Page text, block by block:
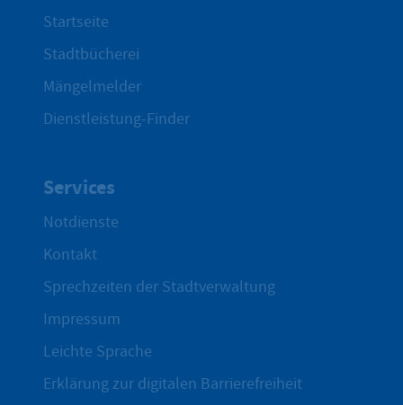
Startseite
Stadtbücherei
Mängelmelder
Dienstleistung-Finder
Services
Notdienste
Kontakt
Sprechzeiten der Stadtverwaltung
Impressum
Leichte Sprache
Erklärung zur digitalen Barrierefreiheit